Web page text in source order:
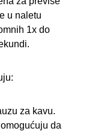
u naletu
1x do
za kavu.
da